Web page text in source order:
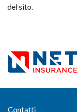
del sito.
Contatti